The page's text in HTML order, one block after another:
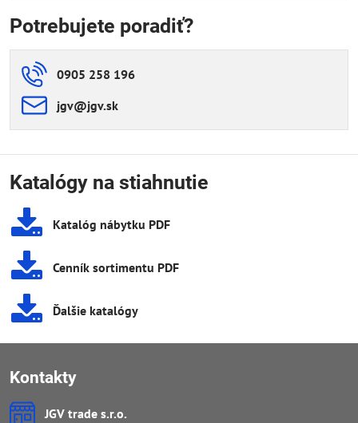
Potrebujete poradiť?
0905 258 196
jgv​@jgv​.sk
Katalógy na stiahnutie
Katalóg nábytku PDF
Cenník sortimentu PDF
Ďalšie katalógy
Kontakty
JGV trade s​.r​.o​.